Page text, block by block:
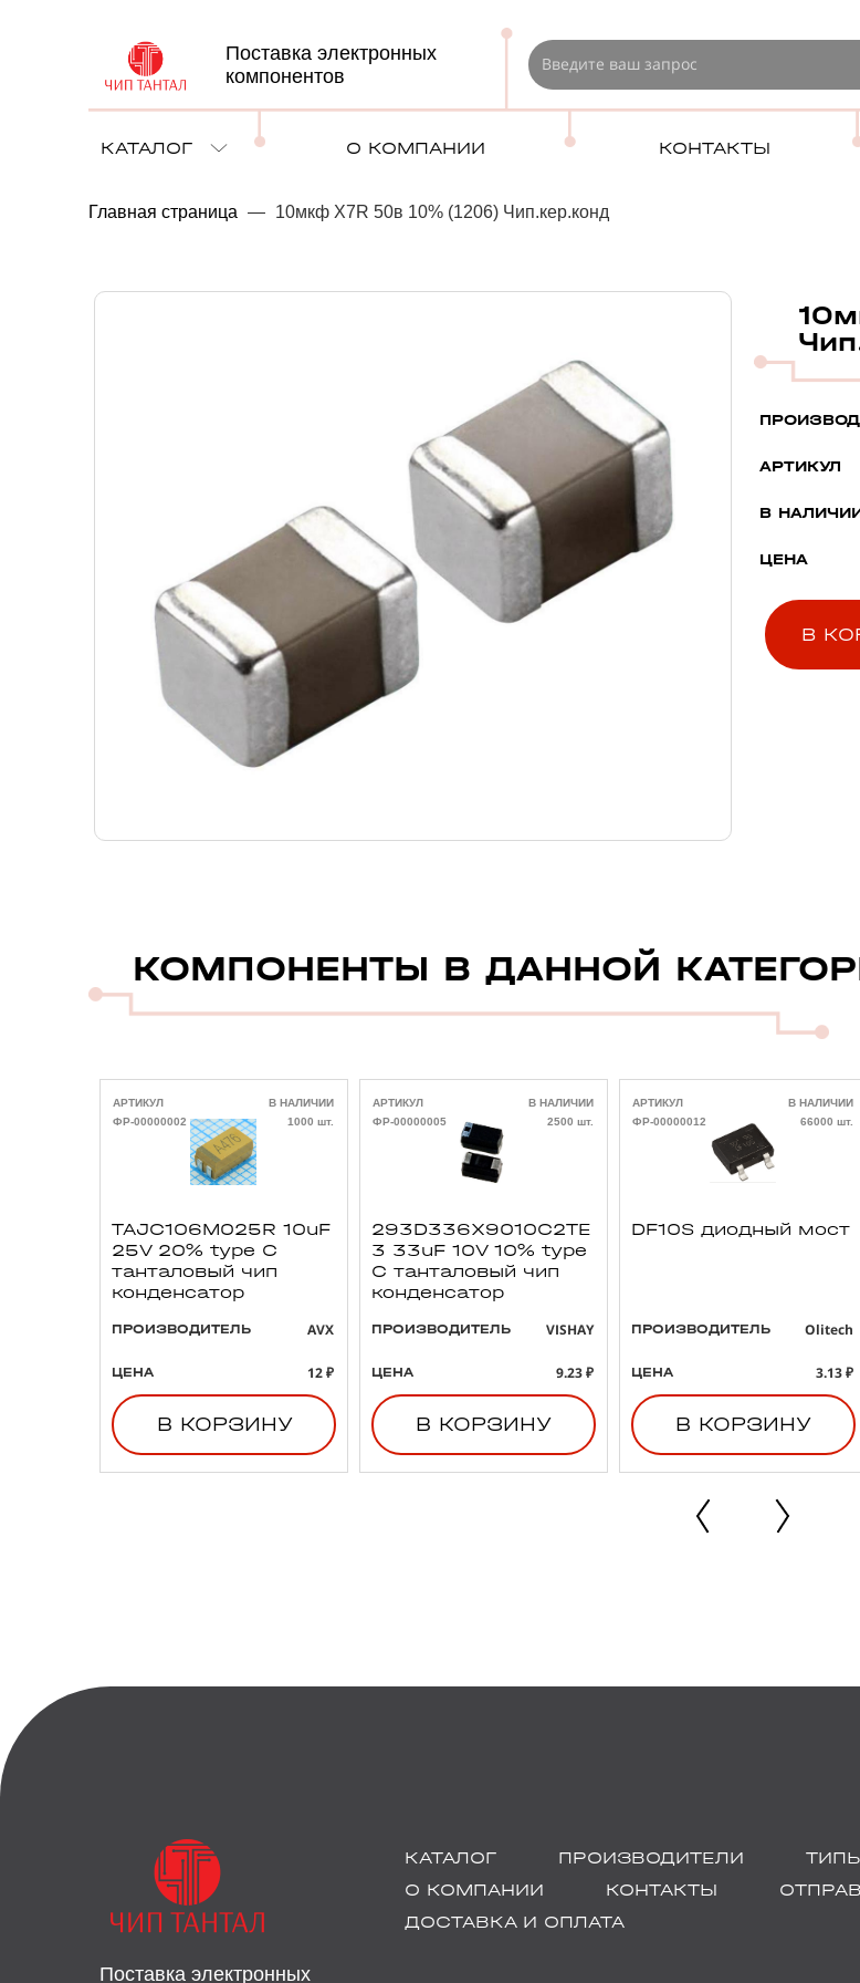
Поставка электронных
компонентов
КАТАЛОГ О КОМПАНИИ КОНТАКТЫ
Главная страница — 10мкф X7R 50в 10% (1206) Чип.кер.конд
АРТИКУЛ
В
ЦЕНА
В
КОМПОНЕНТЫ В ДАННОЙ
АРТИКУЛ
ФР-00000002
В НАЛИЧИИ
1000 шт.
TAJC106M025R 10uF
25V 20% type C
танталовый чип
конденсатор
ПРОИЗВОДИТЕЛЬ AVX
ЦЕНА 12 ₽
В КОРЗИНУ
АРТИКУЛ
ФР-00000005
В НАЛИЧИИ
2500 шт.
293D336X9010C2TE
3 33uF 10V 10% type
C танталовый чип
конденсатор
ПРОИЗВОДИТЕЛЬ VISHAY
ЦЕНА 9.23 ₽
В КОРЗИНУ
АРТИКУЛ
ФР-00000012
В НАЛИЧИИ
66000 шт.
DF10S диодный мост
ПРОИЗВОДИТЕЛЬ Olitech
ЦЕНА 3.13 ₽
В КОРЗИНУ
Поставка электронных
КАТАЛОГ ПРОИЗВОДИТЕЛИ
О КОМПАНИИ
КОНТАКТЫ
ДОСТАВКА И ОПЛАТА